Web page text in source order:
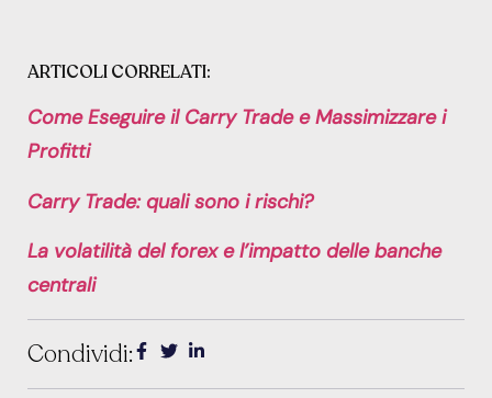
ARTICOLI CORRELATI:
Come Eseguire il Carry Trade e Massimizzare i
Profitti
Carry Trade: quali sono i rischi?
La volatilità del forex e l’impatto delle banche
centrali
Condividi: